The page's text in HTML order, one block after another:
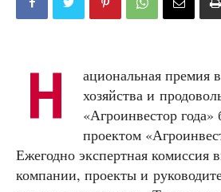
Н
ациональная премия
хозяйства и
«Агроинвестор
проектом
Ежегодно экспертная комиссия
компании, проекты и